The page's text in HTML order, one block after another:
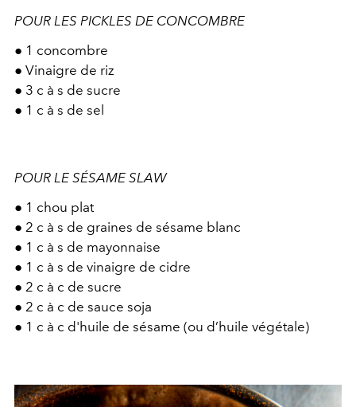
POUR LES PICKLES DE CONCOMBRE
● 1 concombre
● Vinaigre de riz
● 3 c à s de sucre
● 1 c à s de sel
POUR LE SÉSAME SLAW
● 1 chou plat
● 2 c à s de graines de sésame blanc
● 1 c à s de mayonnaise
● 1 c à s de vinaigre de cidre
● 2 c à c de sucre
● 2 c à c de sauce soja
● 1 c à c d'huile de sésame (ou d’huile végétale)